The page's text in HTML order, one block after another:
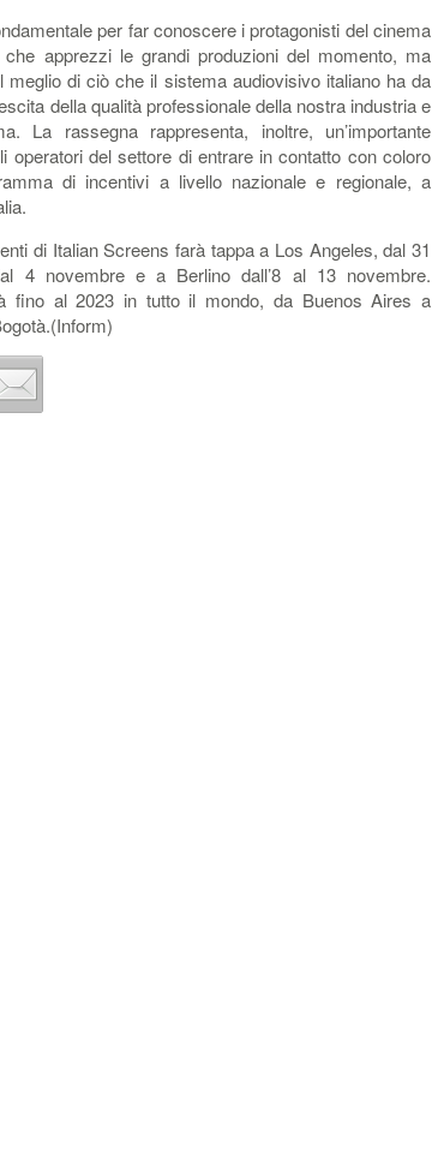
per far conoscere i protagonisti del cinema
apprezzi le grandi produzioni del momento, ma
di ciò che il sistema audiovisivo italiano ha da
della qualità professionale della nostra industria e
La rassegna rappresenta, inoltre, un’importante
operatori del settore di entrare in contatto con coloro
di incentivi a livello nazionale e regionale, a
di Italian Screens farà tappa a Los Angeles, dal 31
4 novembre e a Berlino dall’8 al 13 novembre.
fino al 2023 in tutto il mondo, da Buenos Aires a